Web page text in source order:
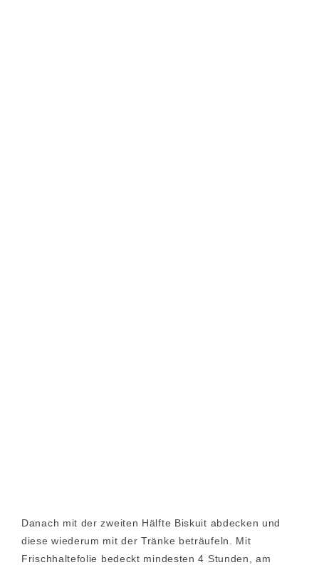
Danach mit der zweiten Hälfte Biskuit abdecken und
diese wiederum mit der Tränke beträufeln. Mit
Frischhaltefolie bedeckt mindesten 4 Stunden, am